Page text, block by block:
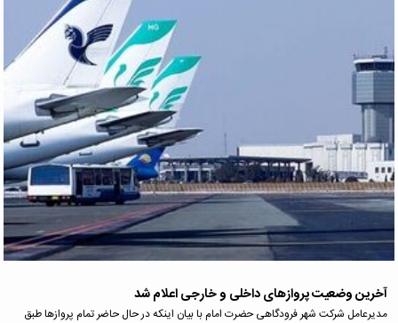
آخرین وضعیت پروازهای داخلی و خارجی اعلام شد
مدیرعامل شرکت شهر فرودگاهی حضرت امام با بیان اینکه در حال حاضر تمام پروازها طبق